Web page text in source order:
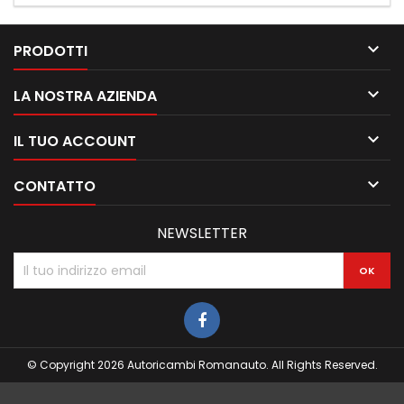
PRODOTTI 
LA NOSTRA AZIENDA 
IL TUO ACCOUNT 
CONTATTO 
NEWSLETTER
© Copyright 2026 Autoricambi Romanauto. All Rights Reserved.